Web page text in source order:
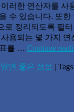
러한 연산자를 사
수 있습니다. 또한
로 정리되도록 필
용되는 몇 가지 연
를 … Continue
알면 좋은 정보 | Tags: